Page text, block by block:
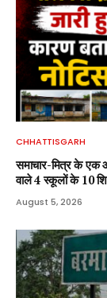
CHHATTISGARH
समाचार-मित्र के
वाले 4 स्कूलों के 10
August 5, 2026